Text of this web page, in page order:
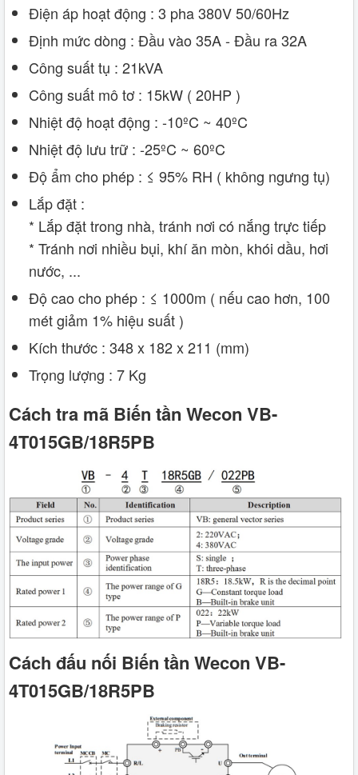
Điện áp hoạt động : 3 pha 380V 50/60Hz
Định mức dòng : Đầu vào 35A - Đầu ra 32A
Công suất tụ : 21kVA
Công suất mô tơ : 15kW ( 20HP )
Nhiệt độ hoạt động : -10ºC ~ 40ºC
Nhiệt độ lưu trữ : -25ºC ~ 60ºC
Độ ẩm cho phép : ≤ 95% RH ( không ngưng tụ)
Lắp đặt :
* Lắp đặt trong nhà, tránh nơi có nắng trực tiếp
* Tránh nơi nhiều bụi, khí ăn mòn, khói dầu, hơi
nước, ...
Độ cao cho phép : ≤ 1000m ( nếu cao hơn, 100
mét giảm 1% hiệu suất )
Kích thước : 348 x 182 x 211 (mm)
Trọng lượng : 7 Kg
Cách tra mã Biến tần Wecon VB-
4T015GB/18R5PB
Cách đấu nối Biến tần Wecon VB-
4T015GB/18R5PB